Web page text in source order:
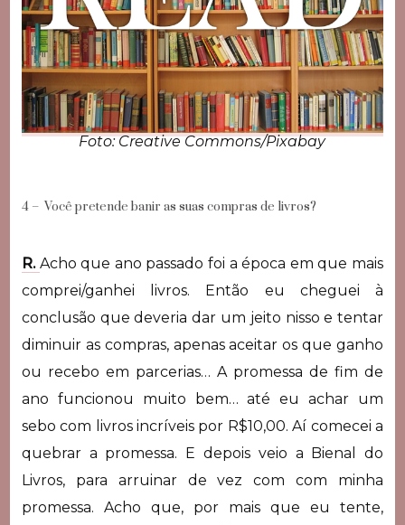
Foto: Creative Commons/Pixabay
4 – Você pretende banir as suas compras de livros?
R. Acho que ano passado foi a época em que mais
comprei/ganhei livros. Então eu cheguei à
conclusão que deveria dar um jeito nisso e tentar
diminuir as compras, apenas aceitar os que ganho
ou recebo em parcerias… A promessa de fim de
ano funcionou muito bem… até eu achar um
sebo com livros incríveis por R$10,00. Aí comecei a
quebrar a promessa. E depois veio a Bienal do
Livros, para arruinar de vez com com minha
promessa. Acho que, por mais que eu tente,